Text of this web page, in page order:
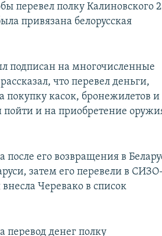
перевел полку Калиновского
привязана белорусская
подписан на многочисленные
что перевел деньги,
покупку касок, бронежилетов и
и на приобретение
после его возвращения в
затем его перевели в
Черевако в список
перевод денег полку